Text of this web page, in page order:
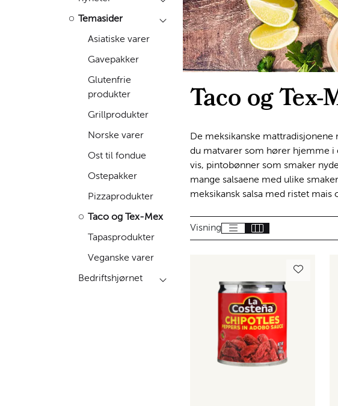
Temasider
Asiatiske varer
Gavepakker
Glutenfrie
produkter
Grillprodukter
Norske varer
Ost til fondue
Ostepakker
Pizzaprodukter
Taco og Tex-Mex
Tapasprodukter
Veganske varer
Bedriftshjørnet
Taco og Tex-
De meksikanske
du matvarer som hører hjemme i
vis, pintobønner som smaker
mange salsaene med ulike
meksikansk salsa med ristet
Visning